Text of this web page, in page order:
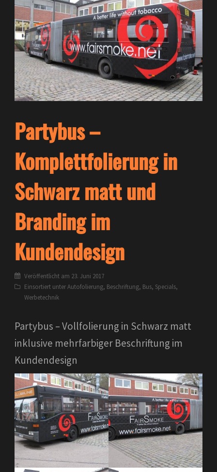
Partybus –
Komplettfolierung in
Schwarz matt und
Branding im
Kundendesign
Veröffentlicht am 23. Juni 2017
Einsortiert unterAutofolierung, Beschriftung, Bus, Specials,
Werbetechnik
Partybus – Vollfolierung in Schwarz matt
inklusive mehrfarbiger Beschriftung im
Kundendesign